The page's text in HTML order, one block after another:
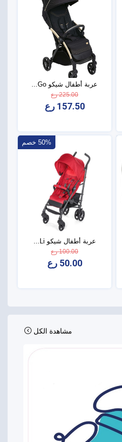
عربة أطفال شيكو Go...
225.00 رع
157.50 رع
50% خصم
عربة أطفال شيكو Li...
100.00 رع
50.00 رع
مشاهدة الكل